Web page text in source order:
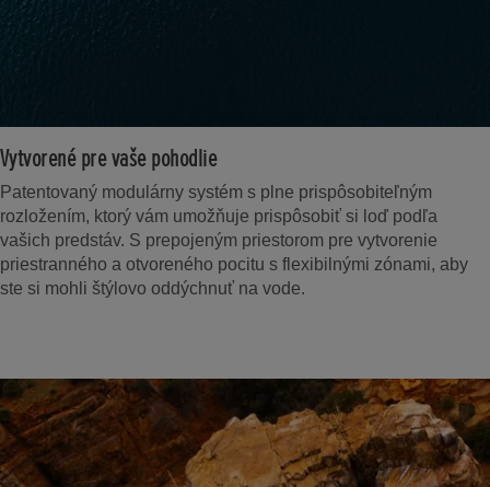
Vytvorené pre vaše pohodlie
Patentovaný modulárny systém s plne prispôsobiteľným
rozložením, ktorý vám umožňuje prispôsobiť si loď podľa
vašich predstáv. S prepojeným priestorom pre vytvorenie
priestranného a otvoreného pocitu s flexibilnými zónami, aby
ste si mohli štýlovo oddýchnuť na vode.